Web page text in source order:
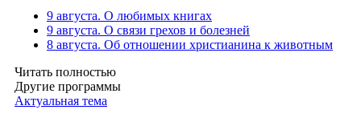
9 августа. О любимых книгах
9 августа. О связи грехов и болезней
8 августа. Об отношении христианина к животным
Читать полностью
Другие программы
Актуальная тема